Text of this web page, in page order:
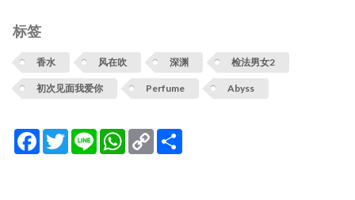
标签
香水 风在吹 深渊 检法男女2
初次见面我爱你 Perfume Abyss
Facebook
TwitterLine WhatsApp
Copy
Link